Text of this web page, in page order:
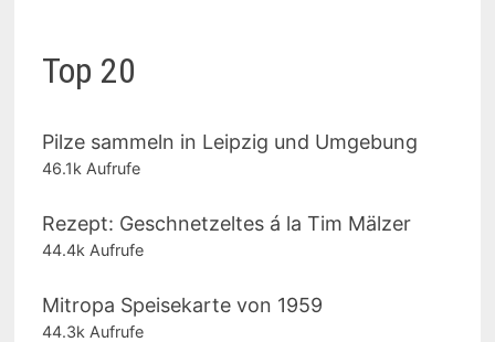
Top 20
Pilze sammeln in Leipzig und Umgebung
46.1k Aufrufe
Rezept: Geschnetzeltes á la Tim Mälzer
44.4k Aufrufe
Mitropa Speisekarte von 1959
44.3k Aufrufe